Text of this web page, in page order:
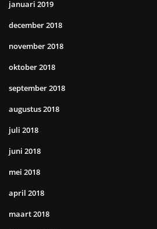
januari 2019
december 2018
november 2018
oktober 2018
september 2018
augustus 2018
juli 2018
juni 2018
mei 2018
april 2018
maart 2018